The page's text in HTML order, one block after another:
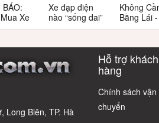
BÁO:
Xe
Vì
Bẫy
Xe
Chỉnh
Xe đạp điện
nào “sống dai”
nhất sau 5
có câu trả lời
Không
Bằng Lái
3 Xe Đạp
Cho Học
Long Biên, TP. Hà
Hỗ trợ khách
hàng
Chính sách vận
chuyển